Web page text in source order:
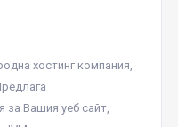
хостинг компания,
за Вашия уеб сайт,